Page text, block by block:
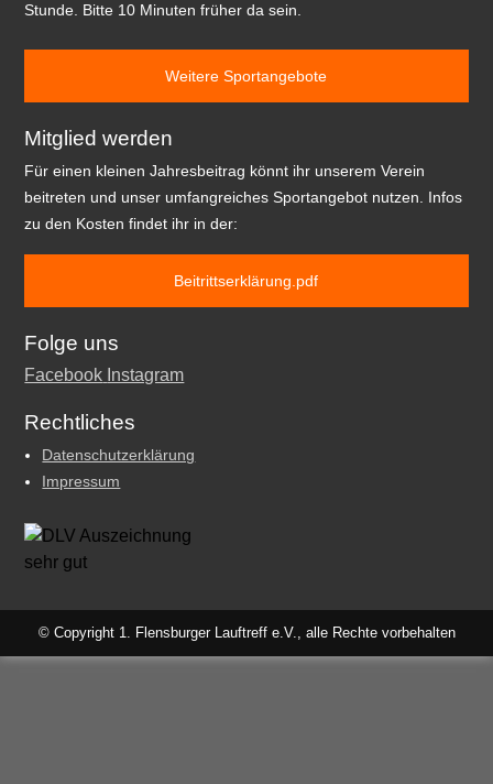
Stunde. Bitte 10 Minuten früher da sein.
Weitere Sportangebote
Mitglied werden
Für einen kleinen Jahresbeitrag könnt ihr unserem Verein
beitreten und unser umfangreiches Sportangebot nutzen. Infos
zu den Kosten findet ihr in der:
Beitrittserklärung.pdf
Folge uns
Facebook Instagram
Rechtliches
Datenschutzerklärung
Impressum
© Copyright 1. Flensburger Lauftreff e.V., alle Rechte vorbehalten